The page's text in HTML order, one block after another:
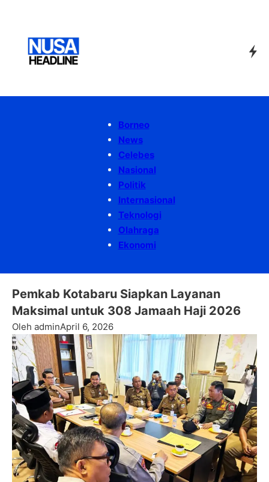
Borneo
News
Celebes
Nasional
Politik
Internasional
Teknologi
Olahraga
Ekonomi
Pemkab Kotabaru Siapkan Layanan
Maksimal untuk 308 Jamaah Haji 2026
Oleh adminApril 6, 2026